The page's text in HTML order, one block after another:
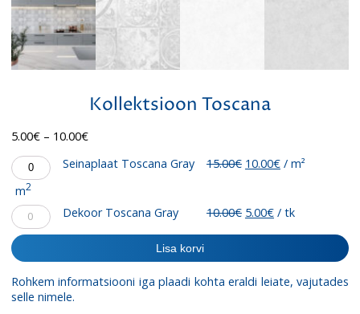
Kollektsioon Toscana
5.00€ – 10.00€Hinnavahemik:
kuni
Seinaplaat
Toscana
Gray
kogus
m2
Seinaplaat Toscana Gray 15.00€ Algne
15.00€.
10.00€Praegune
10.00€.
/ m²
Dekoor
Toscana
Gray
kogus
Dekoor Toscana Gray 10.00€ Algne
5.00€Praegune
/ tk
Lisa korvi
Rohkem informatsiooni iga plaadi kohta eraldi leiate, vajutades
selle nimele.